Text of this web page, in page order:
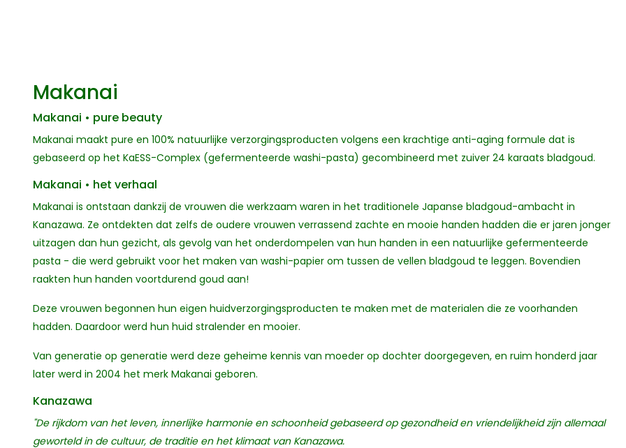
Makanai
Makanai • pure beauty
Makanai maakt pure en 100% natuurlijke verzorgingsproducten volgens een krachtige anti-aging formule dat is
gebaseerd op het KaESS-Complex (gefermenteerde washi-pasta) gecombineerd met zuiver 24 karaats bladgoud.
Makanai • het verhaal
Makanai is ontstaan dankzij de vrouwen die werkzaam waren in het traditionele Japanse bladgoud-ambacht in
Kanazawa. Ze ontdekten dat zelfs de oudere vrouwen verrassend zachte en mooie handen hadden die er jaren jonger
uitzagen dan hun gezicht, als gevolg van het onderdompelen van hun handen in een natuurlijke gefermenteerde
pasta - die werd gebruikt voor het maken van washi-papier om tussen de vellen bladgoud te leggen. Bovendien
raakten hun handen voortdurend goud aan!
Deze vrouwen begonnen hun eigen huidverzorgingsproducten te maken met de materialen die ze voorhanden
hadden. Daardoor werd hun huid stralender en mooier.
Van generatie op generatie werd deze geheime kennis van moeder op dochter doorgegeven, en ruim honderd jaar
later werd in 2004 het merk Makanai geboren.
Kanazawa
"De rijkdom van het leven, innerlijke harmonie en schoonheid gebaseerd op gezondheid en vriendelijkheid zijn allemaal
geworteld in de cultuur, de traditie en het klimaat van Kanazawa.